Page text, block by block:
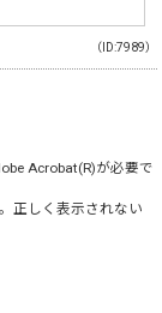
（ID:7989）
Acrobat(R)が必要で
正しく表示されない